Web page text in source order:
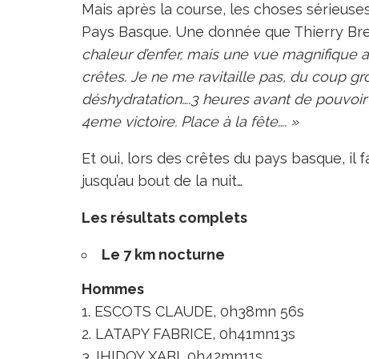
Mais après la course, les choses
Pays Basque. Une donnée que Thierry
chaleur d’enfer, mais une vue magnifique
crêtes. Je ne me ravitaille pas, du coup
déshydratation….3 heures avant de
4eme victoire. Place à la fête…. »
Et oui, lors des crêtes du pays basque, il
jusqu’au bout de la nuit…
Les résultats complets
Le 7 km nocturne
Hommes
1. ESCOTS CLAUDE, 0h38mn 56s
2. LATAPY FABRICE, 0h41mn13s